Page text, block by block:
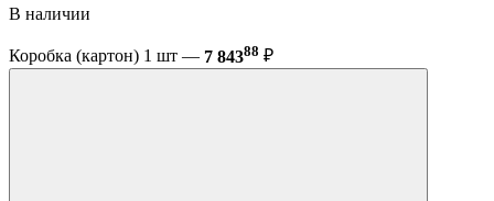
В наличии
Коробка (картон) 1 шт — 7 84388 ₽